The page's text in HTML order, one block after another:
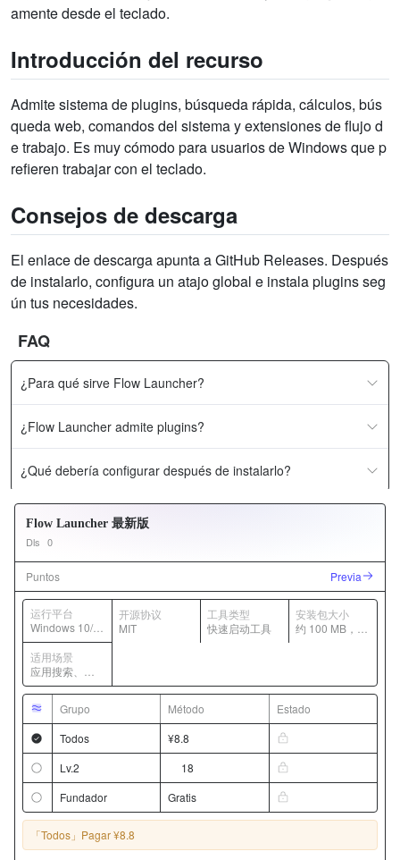
amente desde el teclado.
Introducción del recurso
Admite sistema de plugins, búsqueda rápida, cálculos, bús
queda web, comandos del sistema y extensiones de flujo d
e trabajo. Es muy cómodo para usuarios de Windows que p
refieren trabajar con el teclado.
Consejos de descarga
El enlace de descarga apunta a GitHub Releases. Después
de instalarlo, configura un atajo global e instala plugins seg
ún tus necesidades.
FAQ
¿Para qué sirve Flow Launcher?
¿Flow Launcher admite plugins?
¿Qué debería configurar después de instalarlo?
Flow Launcher 最新版
Dls 0
Puntos Previa
运行平台
Windows 10/1
1
开源协议
MIT
工具类型
快速启动工具
安装包大小
约 100 MB，随
适用场景
应用搜索、插
件扩展、快捷
命令启动
Grupo Método
Estado
Todos
¥8.8
Lv.2
18
Fundador
Gratis
「Todos」 Pagar ¥8.8